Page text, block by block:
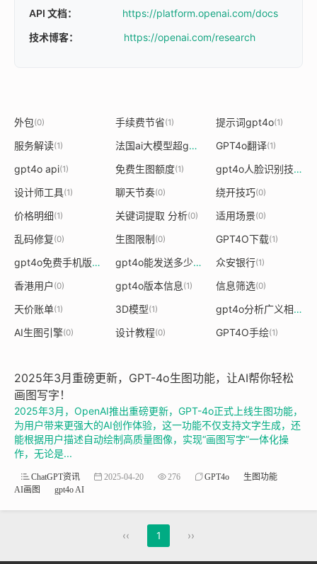
API 文档：
https://platform.openai.com/docs
技术博客：
https://openai.com/research
外包(0) 手续费节省(1) 提示词gpt4o(1)
服务解读(1) 法国ai大模型超gpt4o (1)GPT4o翻译(1)
gpt4o api(1) 免费生图额度(1) gpt4o人脸识别技术
设计师工具(1) 聊天节奏(0) 绕开技巧(0)
价格明细(1) 关键词提取 分析(0) 适用场景(0)
乱码修复(0) 生图限制(0) GPT4O下载(1)
gpt4o免费手机版
(1) gpt4o能发送多少文字数据 (1)
众安银行(1)
香港用户 (0) gpt4o版本信息(1) 信息筛选(0)
天价账单(1) 3D模型(1) gpt4o分析广义相对论
AI生图引擎(0) 设计教程(0) GPT4O手绘(1)
2025年3月重磅更新，GPT-4o生图功能，让AI帮你轻松
画图写字！
2025年3月，OpenAI推出重磅更新，GPT-4o正式上线生图功能，
为用户带来更强大的AI创作体验，这一功能不仅支持文字生成，还
能根据用户描述自动绘制高质量图像，实现“画图写字”一体化操
作，无论是...
ChatGPT资讯 2025-04-20 276 GPT4o
生图功能
AI画图
gpt4o AI
‹‹ 1 ››